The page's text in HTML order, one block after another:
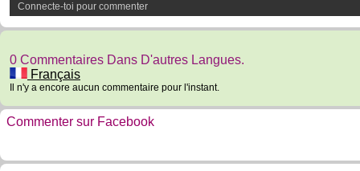
Connecte-toi pour commenter
0 Commentaires Dans D'autres Langues.
Français
Il n'y a encore aucun commentaire pour l'instant.
Commenter sur Facebook